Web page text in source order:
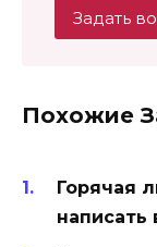
Задать
Похожие
Горячая